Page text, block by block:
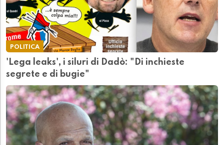
POLITICA
'Lega leaks', i siluri di Dadò: "Di inchieste
segrete e di bugie"